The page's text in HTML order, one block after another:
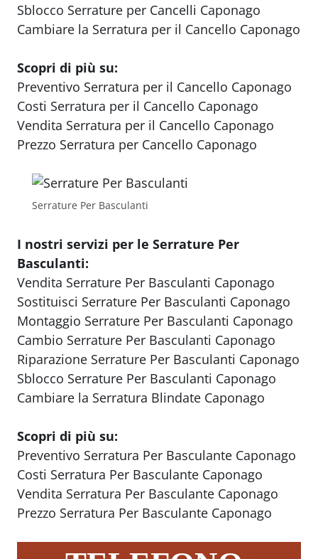
Sblocco Serrature per Cancelli Caponago
Cambiare la Serratura per il Cancello Caponago
Scopri di più su:
Preventivo Serratura per il Cancello Caponago
Costi Serratura per il Cancello Caponago
Vendita Serratura per il Cancello Caponago
Prezzo Serratura per Cancello Caponago
Serrature Per Basculanti
I nostri servizi per le Serrature Per
Basculanti:
Vendita Serrature Per Basculanti Caponago
Sostituisci Serrature Per Basculanti Caponago
Montaggio Serrature Per Basculanti Caponago
Cambio Serrature Per Basculanti Caponago
Riparazione Serrature Per Basculanti Caponago
Sblocco Serrature Per Basculanti Caponago
Cambiare la Serratura Blindate Caponago
Scopri di più su:
Preventivo Serratura Per Basculante Caponago
Costi Serratura Per Basculante Caponago
Vendita Serratura Per Basculante Caponago
Prezzo Serratura Per Basculante Caponago